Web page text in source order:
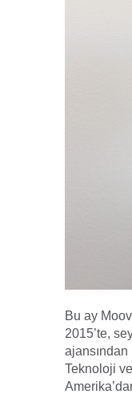
Bu ay
2015’te,
Teknoloji